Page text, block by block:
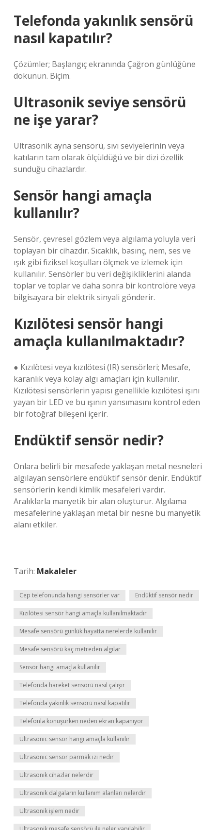
Telefonda yakınlık sensörü
nasıl kapatılır?
Çözümler; Başlangıç ​​ekranında Çağron günlüğüne
dokunun. Biçim.
Ultrasonik seviye sensörü
ne işe yarar?
Ultrasonik ayna sensörü, sıvı seviyelerinin veya
katıların tam olarak ölçüldüğü ve bir dizi özellik
sunduğu cihazlardır.
Sensör hangi amaçla
kullanılır?
Sensör, çevresel gözlem veya algılama yoluyla veri
toplayan bir cihazdır. Sıcaklık, basınç, nem, ses ve
ışık gibi fiziksel koşulları ölçmek ve izlemek için
kullanılır. Sensörler bu veri değişikliklerini alanda
toplar ve toplar ve daha sonra bir kontrolöre veya
bilgisayara bir elektrik sinyali gönderir.
Kızılötesi sensör hangi
amaçla kullanılmaktadır?
● Kızılötesi veya kızılötesi (IR) sensörleri; Mesafe,
karanlık veya kolay algı amaçları için kullanılır.
Kızılötesi sensörlerin yapısı genellikle kızılötesi ışını
yayan bir LED ve bu ışının yansımasını kontrol eden
bir fotoğraf bileşeni içerir.
Endüktif sensör nedir?
Onlara belirli bir mesafede yaklaşan metal nesneleri
algılayan sensörlere endüktif sensör denir. Endüktif
sensörlerin kendi kimlik mesafeleri vardır.
Aralıklarla manyetik bir alan oluşturur. Algılama
mesafelerine yaklaşan metal bir nesne bu manyetik
alanı etkiler.
Tarih: Makaleler
Cep telefonunda hangi sensörler var Endüktif sensör nedir
Kızılötesi sensör hangi amaçla kullanılmaktadır
Mesafe sensörü günlük hayatta nerelerde kullanılır
Mesafe sensörü kaç metreden algılar
Sensör hangi amaçla kullanılır
Telefonda hareket sensörü nasıl çalışır
Telefonda yakınlık sensörü nasıl kapatılır
Telefonla konuşurken neden ekran kapanıyor
Ultrasonic sensör hangi amaçla kullanılır
Ultrasonic sensör parmak izi nedir
Ultrasonik cihazlar nelerdir
Ultrasonik dalgaların kullanım alanları nelerdir
Ultrasonik işlem nedir